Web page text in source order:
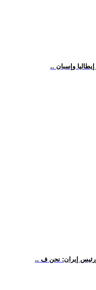
وإسبان
ورئيس إيران: نحن ف